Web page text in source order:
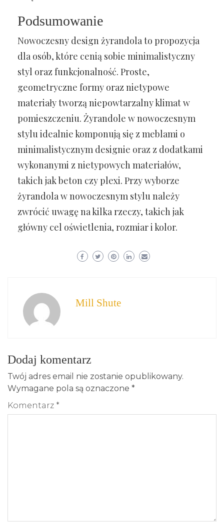
Podsumowanie
Nowoczesny design żyrandola to propozycja
dla osób, które cenią sobie minimalistyczny
styl oraz funkcjonalność. Proste,
geometryczne formy oraz nietypowe
materiały tworzą niepowtarzalny klimat w
pomieszczeniu. Żyrandole w nowoczesnym
stylu idealnie komponują się z meblami o
minimalistycznym designie oraz z dodatkami
wykonanymi z nietypowych materiałów,
takich jak beton czy plexi. Przy wyborze
żyrandola w nowoczesnym stylu należy
zwrócić uwagę na kilka rzeczy, takich jak
główny cel oświetlenia, rozmiar i kolor.
Mill Shute
Dodaj komentarz
Twój adres email nie zostanie opublikowany.
Wymagane pola są oznaczone *
Komentarz *